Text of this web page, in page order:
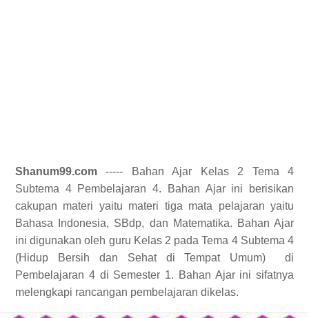
Shanum99.com ----- Bahan Ajar Kelas 2 Tema 4
Subtema 4 Pembelajaran 4. Bahan Ajar ini berisikan
cakupan materi yaitu materi tiga mata pelajaran yaitu
Bahasa Indonesia, SBdp, dan Matematika. Bahan Ajar
ini digunakan oleh guru Kelas 2 pada Tema 4 Subtema 4
(Hidup Bersih dan Sehat di Tempat Umum)
di
Pembelajaran 4 di Semester 1. Bahan Ajar ini sifatnya
melengkapi rancangan pembelajaran dikelas.